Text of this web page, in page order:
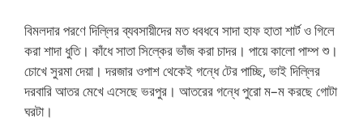
বিমলদার পরণে দিল্লির ব্যবসায়ীদের মত ধবধবে সাদা হাফ হাতা শার্ট ও গিলে
করা শাদা ধুতি। কাঁধে সাতা সিল্কের ভাঁজ করা চাদর। পায়ে কালো পাম্প শু।
চোখে সুরমা দেয়া। দরজার ওপাশ থেকেই গন্ধে টের পাচ্ছি, ভাই দিল্লির
দরবারি আতর মেখে এসেছে ভরপুর। আতরের গন্ধে পুরো ম–ম করছে গোটা
ঘরটা।